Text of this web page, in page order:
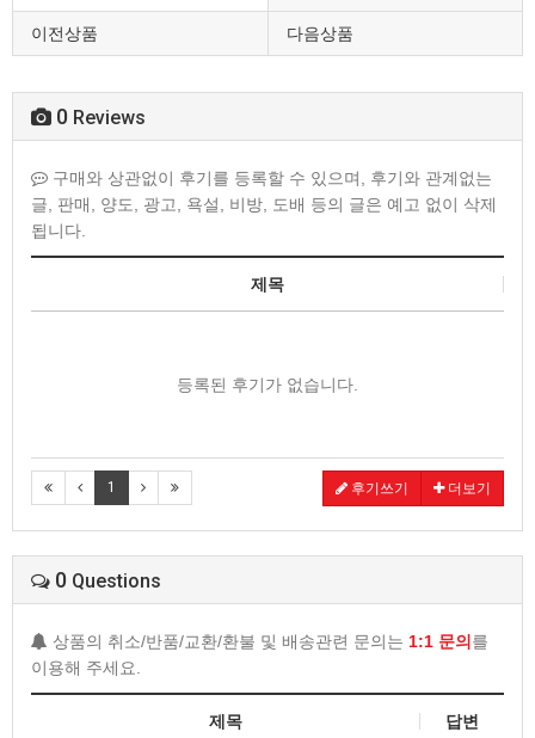
이전상품 다음상품
0 Reviews
구매와 상관없이 후기를 등록할 수 있으며, 후기와 관계없는
글, 판매, 양도, 광고, 욕설, 비방, 도배 등의 글은 예고 없이 삭제
됩니다.
제목
등록된 후기가 없습니다.
1 후기쓰기 더보기
0 Questions
상품의 취소/반품/교환/환불 및 배송관련 문의는 1:1 문의 를
이용해 주세요.
제목 답변